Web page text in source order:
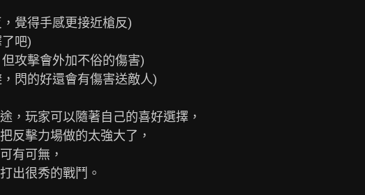
覺得手感更接近槍反)
吧)
攻擊會外加不俗的傷害)
閃的好還會有傷害送敵人)
，玩家可以隨著自己的喜好選擇，
反擊力場做的太強大了，
有可無，
出很秀的戰鬥。